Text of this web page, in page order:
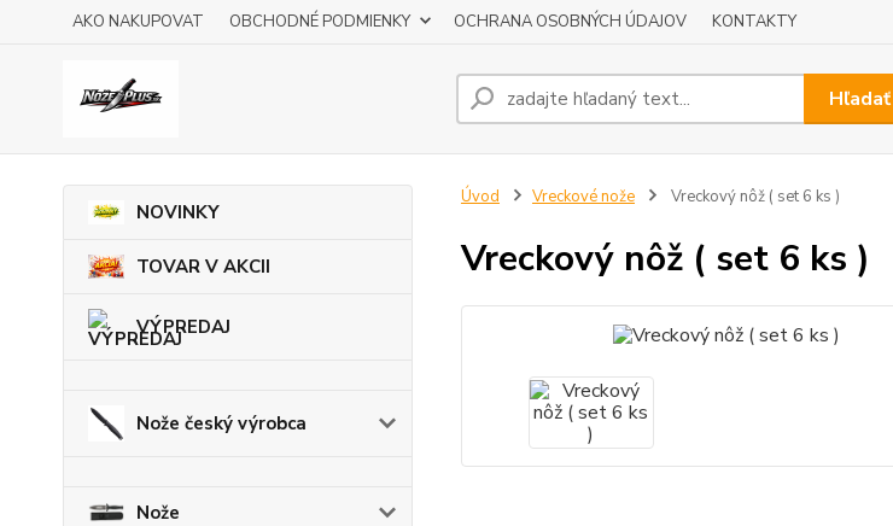
AKO NAKUPOVAT OBCHODNÉ PODMIENKY OCHRANA OSOBNÝCH ÚDAJOV KONTAKTY
Hľadať
NOVINKY
TOVAR V AKCII
VÝPREDAJ
Nože český výrobca
Nože
Úvod Vreckové nože Vreckový nôž ( set 6 ks )
Vreckový nôž ( set 6 ks )